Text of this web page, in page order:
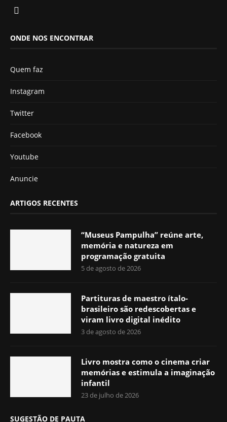
ONDE NOS ENCONTRAR
Quem faz
Instagram
Twitter
Facebook
Youtube
Anuncie
ARTIGOS RECENTES
“Museus Pampulha” reúne arte,
memória e natureza em
programação gratuita
5 de agosto de 2026
Partituras de maestro ítalo-
brasileiro são redescobertas e
viram livro digital inédito
3 de agosto de 2026
Livro mostra como o cinema criar
memórias e estimula a imaginação
infantil
23 de julho de 2026
SUGESTÃO DE PAUTA